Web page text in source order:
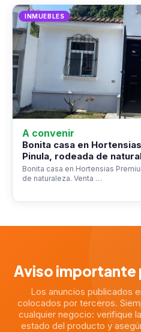
INMUEBLES
A convenir
Bonita casa en
Pinula, rodeada de
Bonita casa en Hortensias
de naturaleza. Venta …
Aviso importante
Los anuncios publicados
colocados por terceros.
cualquier negocio: verifique
estado del producto y